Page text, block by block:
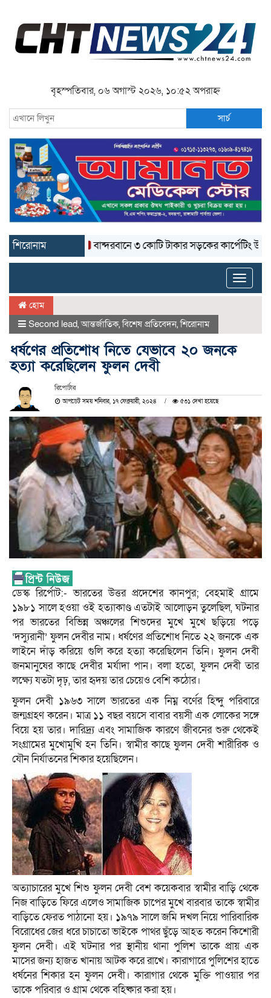
বৃহস্পতিবার, ০৬ অগাস্ট ২০২৬, ১০:৫২ অপরাহ্ন
সার্চ
শিরোনাম বান্দরবানে ৩ কোটি টাকার সড়কের কার্পেটিং উঠে যাচ্ছে
Toggle
হোম
Second lead,আন্তর্জাতিক,বিশেষ প্রতিবেদন,শিরোনাম
ধর্ষণের প্রতিশোধ নিতে যেভাবে ২০ জনকে
হত্যা করেছিলেন ফুলন দেবী
রিপোর্টার
আপডেট সময় শনিবার, ১৭ ফেব্রুয়ারী, ২০২৪ ৫৩১ দেখা হয়েছে
ডেস্ক রির্পোট:- ভারতের উত্তর প্রদেশের কানপুর; বেহমাই গ্রামে
১৯৮১ সালে হওয়া ওই হত্যাকাণ্ড এতটাই আলোড়ন তুলেছিল, ঘটনার
পর ভারতের বিভিন্ন অঞ্চলের শিশুদের মুখে মুখে ছড়িয়ে পড়ে
‘দস্যুরানী’ ফুলন দেবীর নাম। ধর্ষণের প্রতিশোধ নিতে ২২ জনকে এক
লাইনে দাঁড় করিয়ে গুলি করে হত্যা করেছিলেন তিনি। ফুলন দেবী
জনমানুষের কাছে দেবীর মর্যাদা পান। বলা হতো, ফুলন দেবী তার
লক্ষ্যে যতটা দৃঢ়, তার হৃদয় তার চেয়েও বেশি কঠোর।
ফুলন দেবী ১৯৬৩ সালে ভারতের এক নিম্ন বর্ণের হিন্দু পরিবারে
জন্মগ্রহণ করেন। মাত্র ১১ বছর বয়সে বাবার বয়সী এক লোকের সঙ্গে
বিয়ে হয় তার। দারিদ্র্য এবং সামাজিক কারণে জীবনের শুরু থেকেই
সংগ্রামের মুখোমুখি হন তিনি। স্বামীর কাছে ফুলন দেবী শারীরিক ও
যৌন নির্যাতনের শিকার হয়েছিলেন।
অত্যাচারের মুখে শিশু ফুলন দেবী বেশ কয়েকবার স্বামীর বাড়ি থেকে
নিজ বাড়িতে ফিরে এলেও সামাজিক চাপের মুখে বারবার তাকে স্বামীর
বাড়িতে ফেরত পাঠানো হয়। ১৯৭৯ সালে জমি দখল নিয়ে পারিবারিক
বিরোধের জের ধরে চাচাতো ভাইকে পাথর ছুঁড়ে আহত করেন কিশোরী
ফুলন দেবী। এই ঘটনার পর স্থানীয় থানা পুলিশ তাকে প্রায় এক
মাসের জন্য হাজত খানায় আটক করে রাখে। কারাগারে পুলিশের হাতে
ধর্ষনের শিকার হন ফুলন দেবী। কারাগার থেকে মুক্তি পাওয়ার পর
তাকে পরিবার ও গ্রাম থেকে বহিষ্কার করা হয়।